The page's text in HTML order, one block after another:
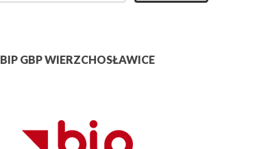
BIP GBP WIERZCHOSŁAWICE